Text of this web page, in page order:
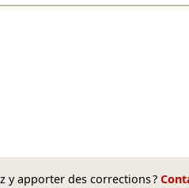
y apporter des corrections ?